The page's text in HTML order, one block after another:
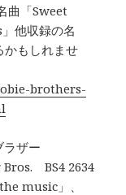
曲「Sweet
他収録の名
かもしれませ
brothers-
ザー
Bros. BS4 2634
music」、